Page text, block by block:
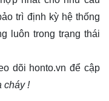
trì định kỳ hệ thống
luôn trong trạng thái
dõi honto.vn để cập
cháy !